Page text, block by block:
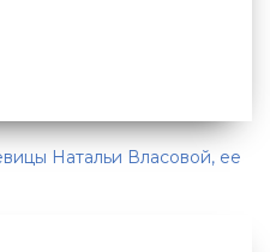
Натальи Власовой, ее